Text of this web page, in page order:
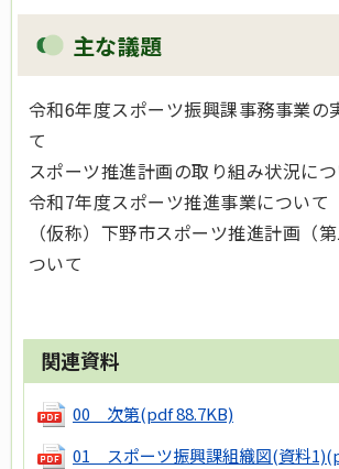
主な議題
令和6年度スポーツ振興課事務事業の
て
スポーツ推進計画の取り組み状況に
令和7年度スポーツ推進事業について
（仮称）下野市スポーツ推進計画（
ついて
関連資料
00 次第(pdf 88.7KB)
01 スポーツ振興課組織図(資料1)